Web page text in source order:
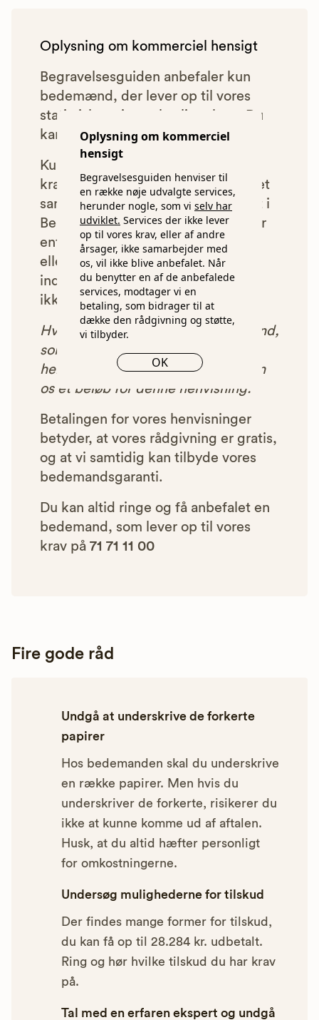
Oplysning om kommerciel
hensigt
Begravelsesguiden henviser til
en række nøje udvalgte services,
herunder nogle, som vi selv har
udviklet. Services der ikke lever
op til vores krav, eller af andre
årsager, ikke samarbejder med
os, vil ikke blive anbefalet. Når
du benytter en af de anbefalede
services, modtager vi en
betaling, som bidrager til at
dække den rådgivning og støtte,
vi tilbyder.
OK
Oplysning om kommerciel hensigt
Begravelsesguiden anbefaler kun
bedemænd, der lever op til vores
statistiske pris- og kvalitetskrav. Du
kan læse mere om vores kravher.
Kun bedemænd der lever op til
kravene har mulighed for at indgå et
samarbejde med os om at blive vist i
Begravelsesguiden. Bedemænd der
enten ikke lever op til vores krav,
eller som af andre årsager ikke har
indgået et samarbejde med os, vil
ikke blive vist i vores anbefalinger.
Hver gang du benytter en bedemand,
som vi har godkendt, anbefalet og
henvist dig til, betaler bedemanden
os et beløb for denne henvisning.
Betalingen for vores henvisninger
betyder, at vores rådgivning er gratis,
og at vi samtidig kan tilbyde vores
bedemandsgaranti.
Du kan altid ringe og få anbefalet en
bedemand, som lever op til vores
krav på 71 71 11 00
Fire gode råd
Undgå at underskrive de forkerte
papirer
Hos bedemanden skal du underskrive
en række papirer. Men hvis du
underskriver de forkerte, risikerer du
ikke at kunne komme ud af aftalen.
Husk, at du altid hæfter personligt
for omkostningerne.
Undersøg mulighederne for tilskud
Der findes mange former for tilskud,
du kan få op til 28.284 kr. udbetalt.
Ring og hør hvilke tilskud du har krav
på.
Tal med en erfaren ekspert og undgå